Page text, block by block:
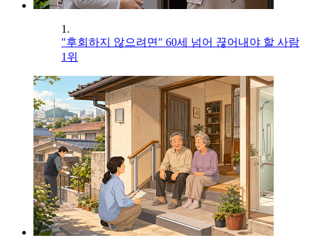
1.
"후회하지 않으려면" 60세 넘어 끊어내야 할 사람
1위